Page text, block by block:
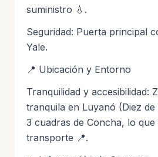
suministro 💧.
Seguridad: Puerta principal
Yale.
📍 Ubicación y Entorno
Tranquilidad y accesibilidad:
tranquila en Luyanó (Diez
3 cuadras de Concha, lo que
transporte 📍.